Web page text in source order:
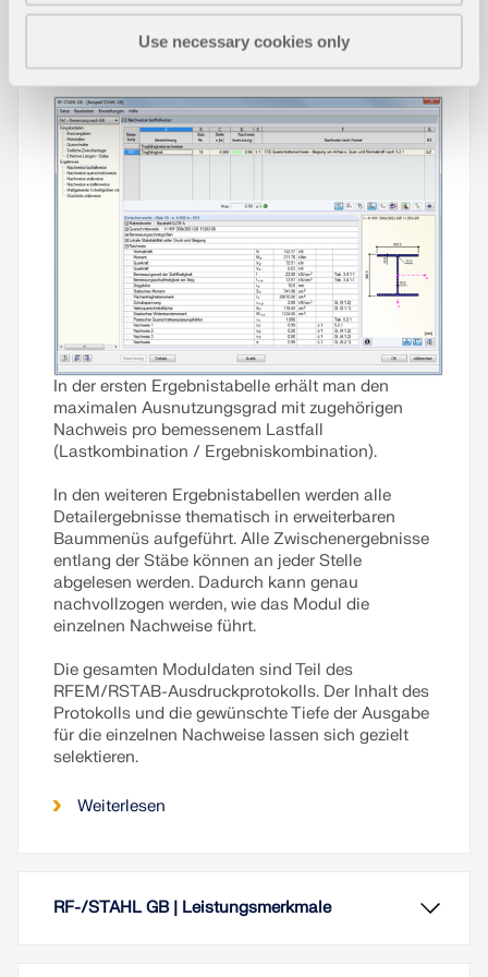
Use necessary cookies only
In der ersten Ergebnistabelle erhält man den
maximalen Ausnutzungsgrad mit zugehörigen
Nachweis pro bemessenem Lastfall
(Lastkombination / Ergebniskombination).
In den weiteren Ergebnistabellen werden alle
Detailergebnisse thematisch in erweiterbaren
Baummenüs aufgeführt. Alle Zwischenergebnisse
entlang der Stäbe können an jeder Stelle
abgelesen werden. Dadurch kann genau
nachvollzogen werden, wie das Modul die
einzelnen Nachweise führt.
Die gesamten Moduldaten sind Teil des
RFEM/RSTAB-Ausdruck­protokolls. Der Inhalt des
Protokolls und die gewünschte Tiefe der Ausgabe
für die einzelnen Nachweise lassen sich gezielt
selektieren.
Weiterlesen
RF-/STAHL GB | Leistungsmerkmale